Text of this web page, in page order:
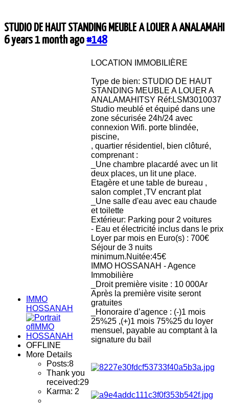
STUDIO DE HAUT STANDING MEUBLE A LOUER A ANALAMAHI
6 years 1 month ago#148
IMMO
HOSSANAH
OFFLINE
More Details
Posts:8
Thank you
received:29
Karma: 2
LOCATION IMMOBILIÈRE
Type de bien: STUDIO DE HAUT
STANDING MEUBLE A LOUER A
ANALAMAHITSY Réf:LSM3010037
Studio meublé et équipé dans une
zone sécurisée 24h/24 avec
connexion Wifi. porte blindée,
piscine,
, quartier résidentiel, bien clôturé,
comprenant :
_Une chambre placardé avec un lit
deux places, un lit une place.
Etagère et une table de bureau ,
salon complet ,TV encrant plat
_Une salle d'eau avec eau chaude
et toilette
Extérieur: Parking pour 2 voitures
- Eau et électricité inclus dans le prix
Loyer par mois en Euro(s) : 700€
Séjour de 3 nuits
minimum.Nuitée:45€
IMMO HOSSANAH - Agence
Immobilière
_Droit première visite : 10 000Ar
Après la première visite seront
gratuites
_Honoraire d’agence : (-)1 mois
25%25 ,(+)1 mois 75%25 du loyer
mensuel, payable au comptant à la
signature du bail